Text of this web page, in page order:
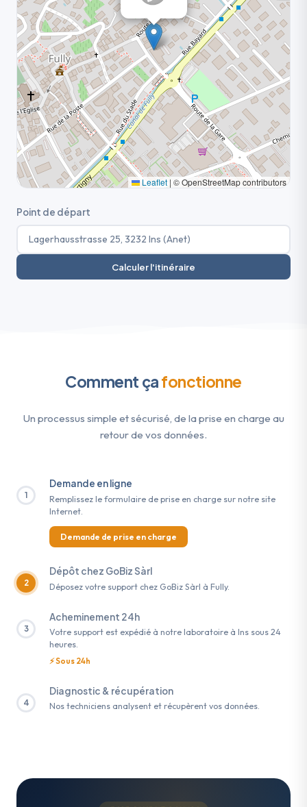
Leaflet | © OpenStreetMap contributors
Point de départ
Calculer l'itinéraire
Comment çafonctionne
Un processus simple et sécurisé, de la prise en charge au
retour de vos données.
1
Demande en ligne
Remplissez le formulaire de prise en charge sur notre site
Internet.
Demande de prise en charge
2
Dépôt chez GoBiz Sàrl
Déposez votre support chez GoBiz Sàrl à Fully.
3
Acheminement 24h
Votre support est expédié à notre laboratoire à Ins sous 24
heures.
⚡ Sous 24h
4
Diagnostic & récupération
Nos techniciens analysent et récupèrent vos données.